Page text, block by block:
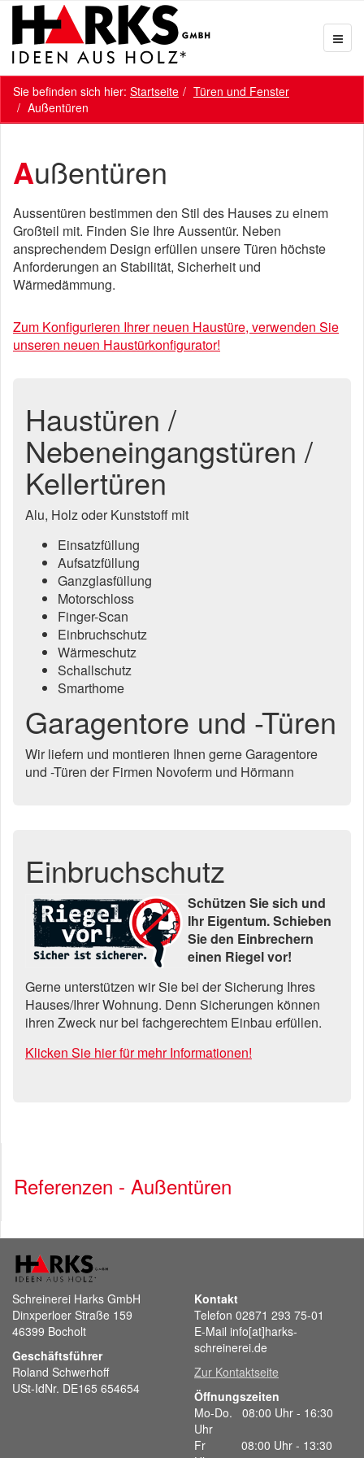
Sie befinden sich hier: Startseite
Türen und Fenster
Außentüren
Außentüren
Aussentüren bestimmen den Stil des Hauses zu einem
Großteil mit. Finden Sie Ihre Aussentür. Neben
ansprechendem Design erfüllen unsere Türen höchste
Anforderungen an Stabilität, Sicherheit und
Wärmedämmung.
Zum Konfigurieren Ihrer neuen Haustüre, verwenden Sie
unseren neuen Haustürkonfigurator!
Haustüren /
Nebeneingangstüren /
Kellertüren
Alu, Holz oder Kunststoff mit
Einsatzfüllung
Aufsatzfüllung
Ganzglasfüllung
Motorschloss
Finger-Scan
Einbruchschutz
Wärmeschutz
Schallschutz
Smarthome
Garagentore und -Türen
Wir liefern und montieren Ihnen gerne Garagentore
und -Türen der Firmen Novoferm und Hörmann
Einbruchschutz
Schützen Sie sich und
Ihr Eigentum. Schieben
Sie den Einbrechern
einen Riegel vor!
Gerne unterstützen wir Sie bei der Sicherung Ihres
Hauses/Ihrer Wohnung. Denn Sicherungen können
ihren Zweck nur bei fachgerechtem Einbau erfüllen.
Klicken Sie hier für mehr Informationen!
Referenzen - Außentüren
Schreinerei Harks GmbH
Dinxperloer Straße 159
46399 Bocholt
Geschäftsführer
Roland Schwerhoff
USt-IdNr. DE165 654654
Kontakt
Telefon 02871 293 75-01
E-Mail info[at]harks-
schreinerei.de
Zur Kontaktseite
Öffnungszeiten
Mo-Do. 08:00 Uhr - 16:30
Uhr
Fr 08:00 Uhr - 13:30